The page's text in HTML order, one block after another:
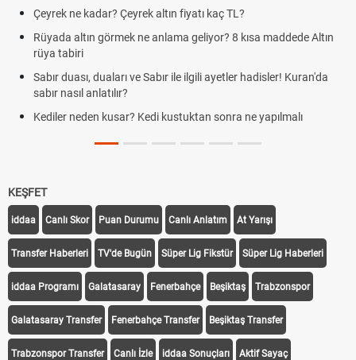
Çeyrek ne kadar? Çeyrek altın fiyatı kaç TL?
Rüyada altın görmek ne anlama geliyor? 8 kısa maddede Altın
rüya tabiri
Sabır duası, duaları ve Sabır ile ilgili ayetler hadisler! Kuran'da
sabır nasıl anlatılır?
Kediler neden kusar? Kedi kustuktan sonra ne yapılmalı
KEŞFET
iddaa Canlı Skor Puan Durumu Canlı Anlatım At Yarışı
Transfer Haberleri TV'de Bugün Süper Lig Fikstür Süper Lig Haberleri
iddaa Programı Galatasaray Fenerbahçe Beşiktaş Trabzonspor
Galatasaray Transfer Fenerbahçe Transfer Beşiktaş Transfer
Trabzonspor Transfer Canlı İzle iddaa Sonuçları Aktif Sayaç